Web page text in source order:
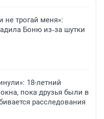
трогай меня»:
Боню из‑за шутки
18-летний
пока друзья были в
расследования